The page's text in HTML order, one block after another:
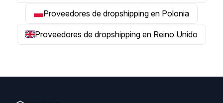
Proveedores de dropshipping en Polonia
Proveedores de dropshipping en Reino Unido